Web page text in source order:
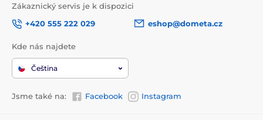
Zákaznický servis je k dispozici
+420 555 222 029
eshop@dometa.cz
Kde nás najdete
Čeština
Jsme také na: Facebook Instagram